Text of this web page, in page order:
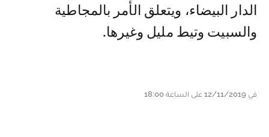
الدار البيضاء، ويتعلق الأمر بالمجاطية
والسبيت وتيط مليل وغيرها.
في 12/11/2019 على الساعة 18:00